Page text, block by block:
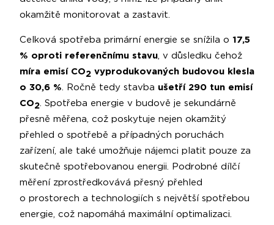
okamžitě monitorovat a zastavit.
Celková spotřeba primární energie se snížila o 17,5
% oproti referenčnímu stavu, v důsledku čehož
míra emisí CO2 vyprodukovaných budovou klesla
o 30,6 %. Ročně tedy stavba ušetří 290 tun emisí
CO2. Spotřeba energie v budově je sekundárně
přesně měřena, což poskytuje nejen okamžitý
přehled o spotřebě a případných poruchách
zařízení, ale také umožňuje nájemci platit pouze za
skutečně spotřebovanou energii. Podrobné dílčí
měření zprostředkovává přesný přehled
o prostorech a technologiích s největší spotřebou
energie, což napomáhá maximální optimalizaci.